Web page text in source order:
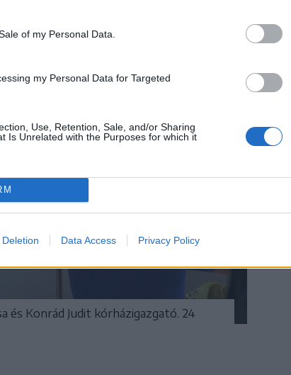
of my Personal Data.
my Personal Data for Targeted
Use, Retention, Sale, and/or Sharing
Is Unrelated with the Purposes for which it
Deletion Data Access Privacy Policy
és Konrád Judit kórházigazgató. 24